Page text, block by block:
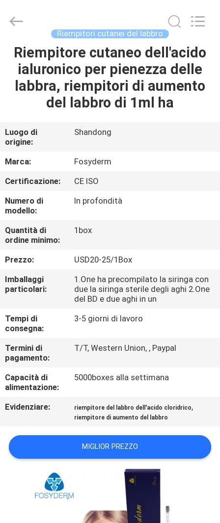
CASA.
PRODOTTI
DI
NOI
VISITA
ALLA
FABBRICA
CONTROLLO
DELLA
QUALITÀ
CASI
CHIEDI
PREVENTIVO
SHOPPING
ONLINE
International
Trading
Reserved.
Riempitori cutanei del labbro
Riempitore cutaneo dell'acido
ialuronico per pienezza delle
labbra, riempitori di aumento
del labbro di 1ml ha
Luogo di
origine:
Shandong
Marca:
Fosyderm
Certificazione:
CE ISO
Numero di
modello:
In profondità
Quantità di
ordine minimo:
1box
Prezzo:
USD20-25/1Box
Imballaggi
particolari:
1.One ha precompilato la siringa con
due la siringa sterile degli aghi 2.One
del BD e due aghi in un
Tempi di
consegna:
3-5 giorni di lavoro
Termini di
pagamento:
T/T, Western Union, , Paypal
Capacità di
alimentazione:
5000boxes alla settimana
Evidenziare: riempitore del labbro dell'acido cloridrico,
riempitore di aumento del labbro
MIGLIOR PREZZO